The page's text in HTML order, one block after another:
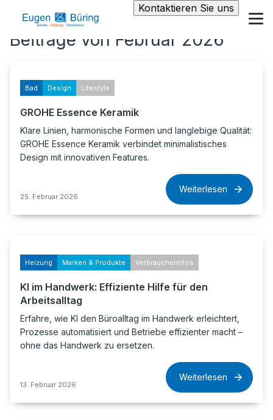
Kontaktieren Sie uns
Beiträge von Februar 2026
Bad Design Lifestyle
GROHE Essence Keramik
Klare Linien, harmonische Formen und langlebige Qualität:
GROHE Essence Keramik verbindet minimalistisches
Design mit innovativen Features.
25. Februar 2026
Weiterlesen
Heizung Marken & Produkte Verbraucherinfos
KI im Handwerk: Effiziente Hilfe für den
Arbeitsalltag
Erfahre, wie KI den Büroalltag im Handwerk erleichtert,
Prozesse automatisiert und Betriebe effizienter macht –
ohne das Handwerk zu ersetzen.
13. Februar 2026
Weiterlesen